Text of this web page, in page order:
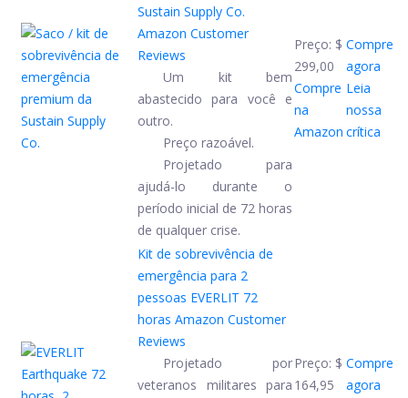
Sustain Supply Co.
Amazon Customer
Reviews
Um kit bem
abastecido para você e
outro.
Preço razoável.
Projetado para
ajudá-lo durante o
período inicial de 72 horas
de qualquer crise.
Preço: $
299,00
Compre
na
Amazon
Compre
agora
Leia
nossa
crítica
Kit de sobrevivência de
emergência para 2
pessoas EVERLIT 72
horas Amazon Customer
Reviews
Projetado por
veteranos militares para
Preço: $
164,95
Compre
agora